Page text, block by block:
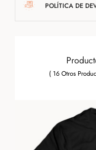
POLÍTICA DE
( 16 Otros